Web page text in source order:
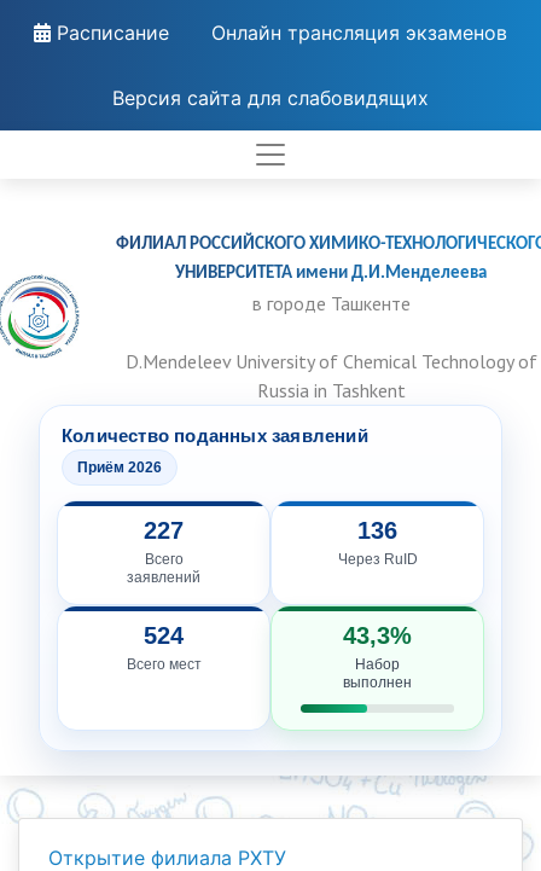
Расписание Онлайн трансляция экзаменов
Версия сайта для слабовидящих
ФИЛИАЛ РОССИЙСКОГО ХИМИКО-
УНИВЕРСИТЕТА имени Д.И.Менделеева
в городе Ташкенте
D.Mendeleev University of Chemical Technology of
Russia in Tashkent
Количество поданных заявлений
Приём 2026
227
Всего
заявлений
136
Через RuID
524
Всего мест
43,3%
Набор
выполнен
Открытие филиала РХТУ